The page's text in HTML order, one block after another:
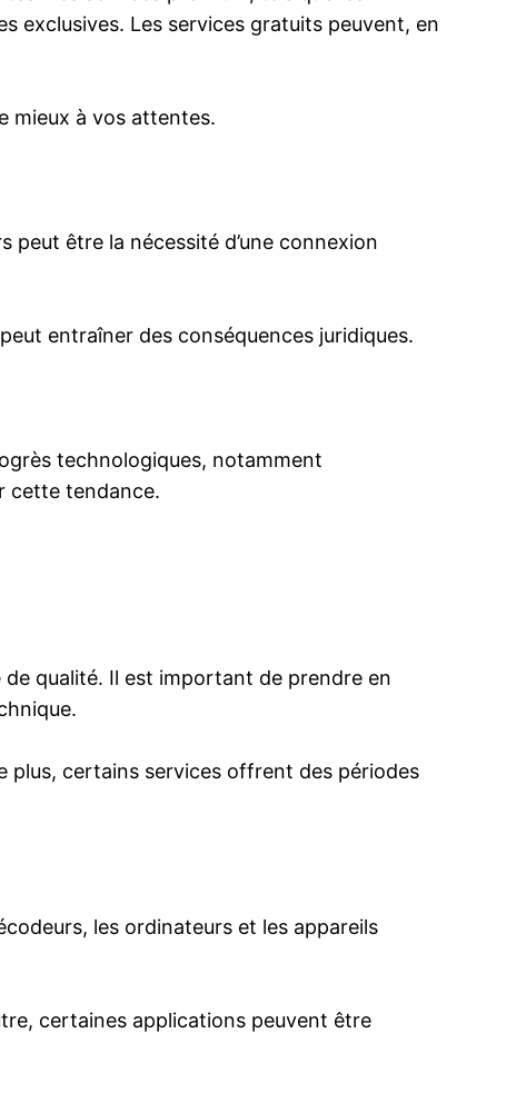
exclusives. Les services gratuits peuvent, en
mieux à vos attentes.
peut être la nécessité d’une connexion
entraîner des conséquences juridiques.
technologiques, notamment
cette tendance.
de qualité. Il est important de prendre en
plus, certains services offrent des périodes
les ordinateurs et les appareils
certaines applications peuvent être